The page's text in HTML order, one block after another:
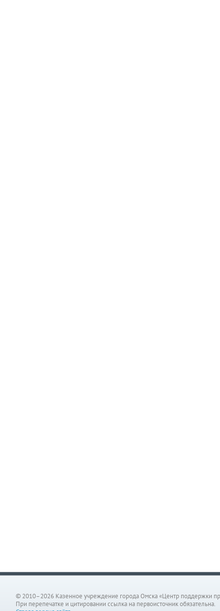
© 2010–2026 Казенное учреждение города Омска «Центр поддержки
При перепечатке и цитировании ссылка на первоисточник обязательна.